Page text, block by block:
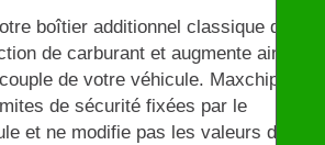
boîtier additionnel classique qui
de carburant et augmente ainsi
de votre véhicule. Maxchip
de sécurité fixées par le
et ne modifie pas les valeurs de